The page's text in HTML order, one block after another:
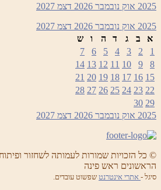
2025 אוק נובמבר 2026 דצמ 2027
2025 אוק נובמבר 2026 דצמ 2027
א
ב ג ד ה ו
ש
1
2
3
4
5
6
7
8
9
10
11
12
13
14
15
16
17
18
19
20
21
22
23
24
25
26
27
28
29
30
2025 אוק נובמבר 2026 דצמ 2027
© כל הזכויות שמורות לעמותה לשחזור
הראשונים ראש פינה
סיגל - אתרי אינטרנט שפשוט עובדים.